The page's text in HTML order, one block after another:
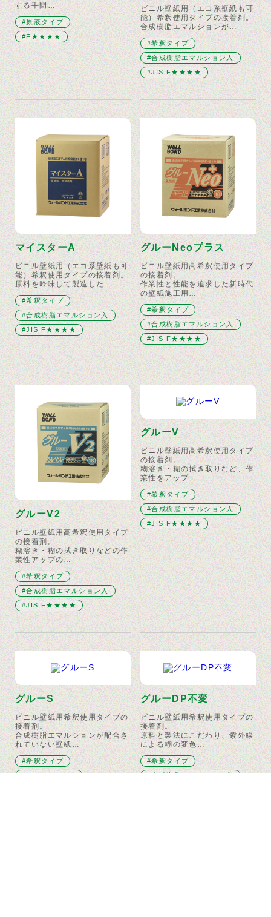
する手間…
#原液タイプ
#F★★★★
ビニル壁紙用（エコ系壁紙も可
能）希釈使用タイプの接着剤。
合成樹脂エマルションが…
#希釈タイプ
#合成樹脂エマルション入
#JIS F★★★★
マイスターA
ビニル壁紙用（エコ系壁紙も可
能）希釈使用タイプの接着剤。
原料を吟味して製造した…
#希釈タイプ
#合成樹脂エマルション入
#JIS F★★★★
グルーNeoプラス
ビニル壁紙用高希釈使用タイプ
の接着剤。
作業性と性能を追求した新時代
の壁紙施工用…
#希釈タイプ
#合成樹脂エマルション入
#JIS F★★★★
グルーV2
ビニル壁紙用高希釈使用タイプ
の接着剤。
糊溶き・糊の拭き取りなどの作
業性アップの…
#希釈タイプ
#合成樹脂エマルション入
#JIS F★★★★
グルーV
ビニル壁紙用高希釈使用タイプ
の接着剤。
糊溶き・糊の拭き取りなど、作
業性をアップ…
#希釈タイプ
#合成樹脂エマルション入
#JIS F★★★★
グルーS
ビニル壁紙用希釈使用タイプの
接着剤。
合成樹脂エマルションが配合さ
れていない壁紙…
#希釈タイプ
グルーDP不変
ビニル壁紙用希釈使用タイプの
接着剤。
原料と製法にこだわり、紫外線
による糊の変色…
#希釈タイプ